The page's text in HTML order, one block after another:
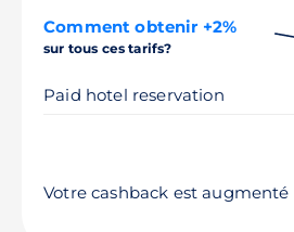
Comment obtenir +2%
sur tous ces tarifs?
Paid hotel reservation
Votre cashback est augmenté